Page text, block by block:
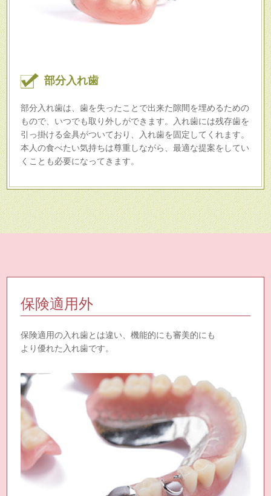
部分入れ歯
部分入れ歯は、歯を失ったことで出来た隙間を埋めるための
もので、いつでも取り外しができます。入れ歯には残存歯を
引っ掛ける金具がついており、入れ歯を固定してくれます。
本人の食べたい気持ちは尊重しながら、最適な提案をしてい
くことも必要になってきます。
保険適用外
保険適用の入れ歯とは違い、機能的にも審美的にも
より優れた入れ歯です。